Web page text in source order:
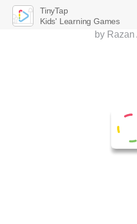
TinyTap
Kids' Learning Games